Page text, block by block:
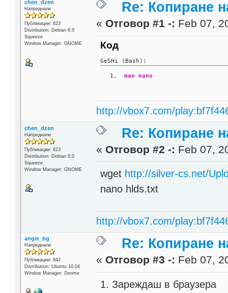
chen_dzen
Напреднали
Публикации: 623
Distribution: Debian 6.0
Squeeze
Window Manager: GNOME
Re: Копиране
« Отговор #1 -: Feb 07,
Код
GeSHi (Bash):
man nano
http://vbox7.com/
chen_dzen
Напреднали
Публикации: 623
Distribution: Debian 6.0
Squeeze
Window Manager: GNOME
Re: Копиране
« Отговор #2 -: Feb 07,
wget http://silver-cs.net/
nano hlds.txt
http://vbox7.com/
angie_bg
Напреднали
Публикации: 842
Distribution: Ubuntu 10.04
Window Manager: Gnome
Re: Копиране
« Отговор #3 -: Feb 07,
1. Зареждаш в браузера